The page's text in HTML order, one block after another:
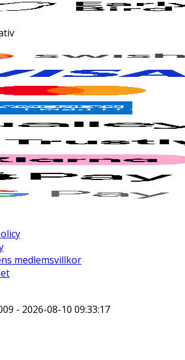
medlemsvillkor
- 2026-08-10 09:33:17